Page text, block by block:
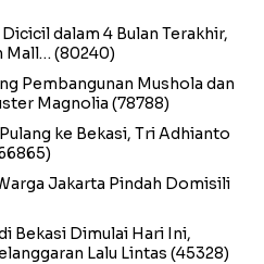
dalam 4 Bulan Terakhir,
Mall… (80240)
Pembangunan Mushola dan
Magnolia (78788)
ke Bekasi, Tri Adhianto
Jakarta Pindah Domisili
Bekasi Dimulai Hari Ini,
Lalu Lintas (45328)